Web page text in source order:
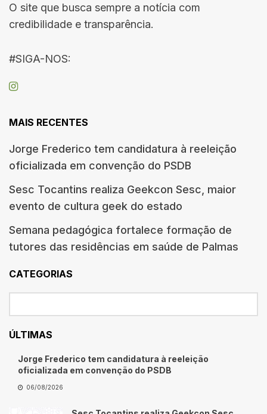
O site que busca sempre a notícia com
credibilidade e transparência.
#SIGA-NOS:
MAIS RECENTES
Jorge Frederico tem candidatura à reeleição
oficializada em convenção do PSDB
Sesc Tocantins realiza Geekcon Sesc, maior
evento de cultura geek do estado
Semana pedagógica fortalece formação de
tutores das residências em saúde de Palmas
CATEGORIAS
ÚLTIMAS
Jorge Frederico tem candidatura à reeleição
oficializada em convenção do PSDB
06/08/2026